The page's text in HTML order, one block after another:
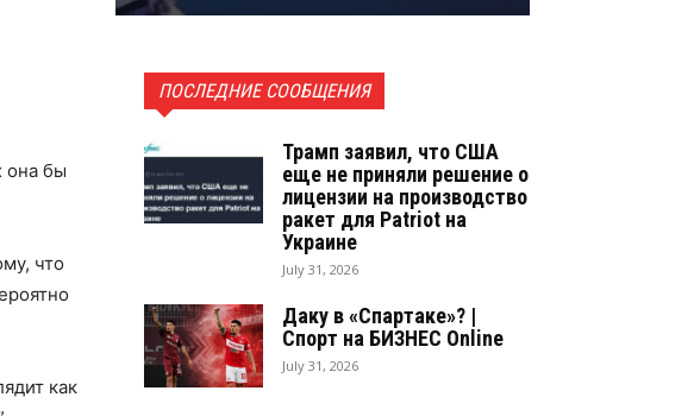
она бы
что
как
ПОСЛЕДНИЕ СООБЩЕНИЯ
Трамп заявил, что США
еще не приняли решение о
лицензии на производство
ракет для Patriot на
Украине
July 31, 2026
Даку в «Спартаке»? |
Спорт на БИЗНЕС Online
July 31, 2026